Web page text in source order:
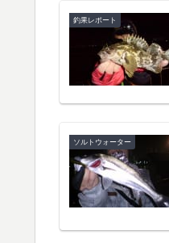
釣果レポート
ソルトウォーター